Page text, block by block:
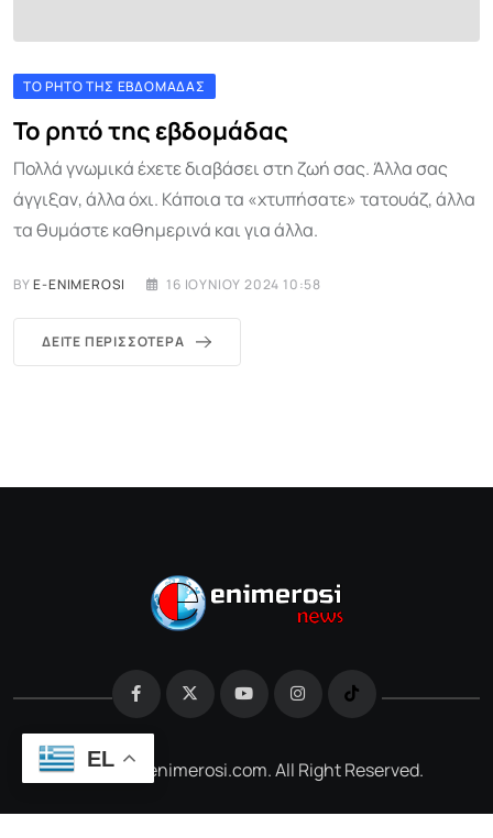
ΤΟ ΡΗΤΌ ΤΗΣ ΕΒΔΟΜΆΔΑΣ
Το ρητό της εβδομάδας
Πολλά γνωμικά έχετε διαβάσει στη ζωή σας. Άλλα σας
άγγιξαν, άλλα όχι. Κάποια τα «χτυπήσατε» τατουάζ, άλλα
τα θυμάστε καθημερινά και για άλλα.
BYE-ENIMEROSI 16 ΙΟΥΝΊΟΥ 2024 10:58
ΔΕΊΤΕ ΠΕΡΙΣΣΌΤΕΡΑ
@2026 e-enimerosi.com. All Right Reserved.
EL